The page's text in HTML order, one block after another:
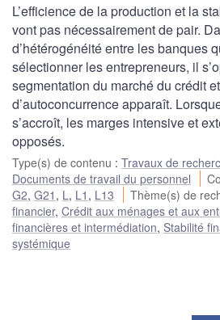
L’efficience de la production et la
vont pas nécessairement de pair.
d’hétérogénéité entre les banques
sélectionner les entrepreneurs, il
segmentation du marché du crédit
d’autoconcurrence apparaît.
s’accroît, les marges intensive et
opposés.
Type(s) de contenu : Travaux de
Documents de travail du personnel
G2, G21 , L , L1 , L13 Thème(s) de
financier, Crédit aux ménages et aux
financières et intermédiation, Stabilité
systémique